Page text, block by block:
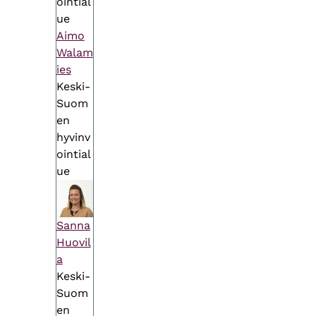
ue
Aimo
Walam
ies
Keski-
Suom
en
hyvinv
ointial
ue
Sanna
Huovil
a
Keski-
Suom
en